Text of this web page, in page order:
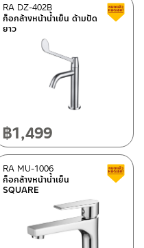
Clearance sale
ก็อกล้างหน้าน้ำเย็น ด้ามปัด
ยาว
RA DZ-402B
฿1,499
Clearance sale
ก็อกล้างหน้าน้ำเย็น
SQUARE
RA MU-1006